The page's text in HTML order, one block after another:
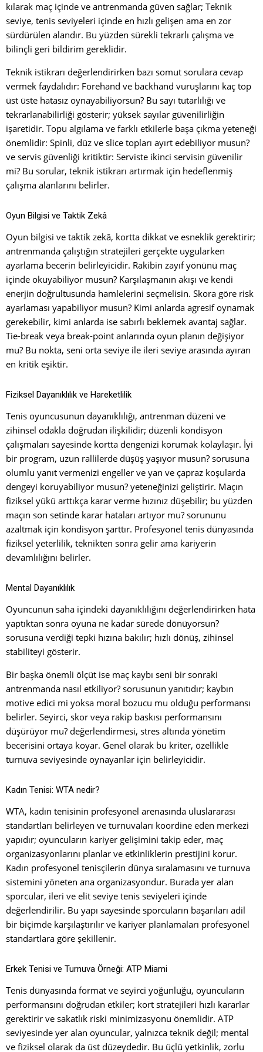
kılarak maç içinde ve antrenmanda güven sağlar; Teknik
seviye, tenis seviyeleri içinde en hızlı gelişen ama en zor
sürdürülen alandır. Bu yüzden sürekli tekrarlı çalışma ve
bilinçli geri bildirim gereklidir.
Teknik istikrarı değerlendirirken bazı somut sorulara cevap
vermek faydalıdır: Forehand ve backhand vuruşlarını kaç top
üst üste hatasız oynayabiliyorsun? Bu sayı tutarlılığı ve
tekrarlanabilirliği gösterir; yüksek sayılar güvenilirliğin
işaretidir. Topu algılama ve farklı etkilerle başa çıkma yeteneği
önemlidir: Spinli, düz ve slice topları ayırt edebiliyor musun?
ve servis güvenliği kritiktir: Serviste ikinci servisin güvenilir
mi? Bu sorular, teknik istikrarı artırmak için hedeflenmiş
çalışma alanlarını belirler.
Oyun Bilgisi ve Taktik Zekâ
Oyun bilgisi ve taktik zekâ, kortta dikkat ve esneklik gerektirir;
antrenmanda çalıştığın stratejileri gerçekte uygularken
ayarlama becerin belirleyicidir. Rakibin zayıf yönünü maç
içinde okuyabiliyor musun? Karşılaşmanın akışı ve kendi
enerjin doğrultusunda hamlelerini seçmelisin. Skora göre risk
ayarlaması yapabiliyor musun? Kimi anlarda agresif oynamak
gerekebilir, kimi anlarda ise sabırlı beklemek avantaj sağlar.
Tie-break veya break-point anlarında oyun planın değişiyor
mu? Bu nokta, seni orta seviye ile ileri seviye arasında ayıran
en kritik eşiktir.
Fiziksel Dayanıklılık ve Hareketlilik
Tenis oyuncusunun dayanıklılığı, antrenman düzeni ve
zihinsel odakla doğrudan ilişkilidir; düzenli kondisyon
çalışmaları sayesinde kortta dengenizi korumak kolaylaşır. İyi
bir program, uzun rallilerde düşüş yaşıyor musun? sorusuna
olumlu yanıt vermenizi engeller ve yan ve çapraz koşularda
dengeyi koruyabiliyor musun? yeteneğinizi geliştirir. Maçın
fiziksel yükü arttıkça karar verme hızınız düşebilir; bu yüzden
maçın son setinde karar hataları artıyor mu? sorununu
azaltmak için kondisyon şarttır. Profesyonel tenis dünyasında
fiziksel yeterlilik, teknikten sonra gelir ama kariyerin
devamlılığını belirler.
Mental Dayanıklılık
Oyuncunun saha içindeki dayanıklılığını değerlendirirken hata
yaptıktan sonra oyuna ne kadar sürede dönüyorsun?
sorusuna verdiği tepki hızına bakılır; hızlı dönüş, zihinsel
stabiliteyi gösterir.
Bir başka önemli ölçüt ise maç kaybı seni bir sonraki
antrenmanda nasıl etkiliyor? sorusunun yanıtıdır; kaybın
motive edici mi yoksa moral bozucu mu olduğu performansı
belirler. Seyirci, skor veya rakip baskısı performansını
düşürüyor mu? değerlendirmesi, stres altında yönetim
becerisini ortaya koyar. Genel olarak bu kriter, özellikle
turnuva seviyesinde oynayanlar için belirleyicidir.
Kadın Tenisi: WTA nedir?
WTA, kadın tenisinin profesyonel arenasında uluslararası
standartları belirleyen ve turnuvaları koordine eden merkezi
yapıdır; oyuncuların kariyer gelişimini takip eder, maç
organizasyonlarını planlar ve etkinliklerin prestijini korur.
Kadın profesyonel tenisçilerin dünya sıralamasını ve turnuva
sistemini yöneten ana organizasyondur. Burada yer alan
sporcular, ileri ve elit seviye tenis seviyeleri içinde
değerlendirilir. Bu yapı sayesinde sporcuların başarıları adil
bir biçimde karşılaştırılır ve kariyer planlamaları profesyonel
standartlara göre şekillenir.
Erkek Tenisi ve Turnuva Örneği: ATP Miami
Tenis dünyasında format ve seyirci yoğunluğu, oyuncuların
performansını doğrudan etkiler; kort stratejileri hızlı kararlar
gerektirir ve sakatlık riski minimizasyonu önemlidir. ATP
seviyesinde yer alan oyuncular, yalnızca teknik değil; mental
ve fiziksel olarak da üst düzeydedir. Bu üçlü yetkinlik, zorlu